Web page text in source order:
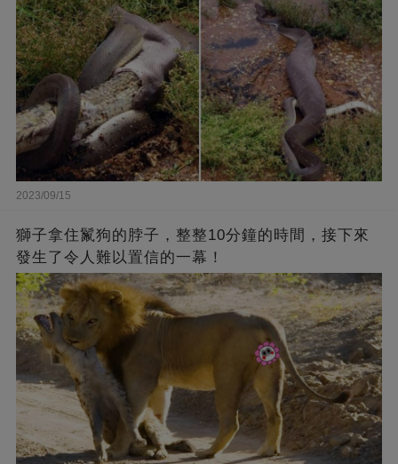
2023/09/15
獅子拿住鬣狗的脖子，整整10分鐘的時間，接下來
發生了令人難以置信的一幕！